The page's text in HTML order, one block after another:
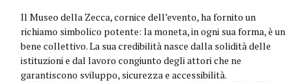
Il Museo della Zecca, cornice dell’evento, ha fornito un
richiamo simbolico potente: la moneta, in ogni sua forma, è un
bene collettivo. La sua credibilità nasce dalla solidità delle
istituzioni e dal lavoro congiunto degli attori che ne
garantiscono sviluppo, sicurezza e accessibilità.